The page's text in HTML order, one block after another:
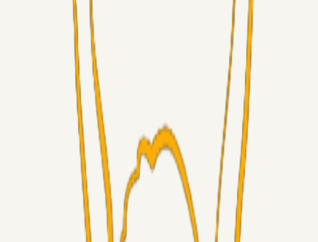
Kommer Jobbe hjem?
Masterclass
05. aug. 2026
Brøndby-TV og u-19
Alt det andet
04. aug. 2026
5. Forudsigelser op til Horsens kampen.
RasmusStephansen
04. aug. 2026
Nørgaards Lever Hug, Skaktræk Mod En Utålmodig
RasmusStephansen 04. aug. 2026